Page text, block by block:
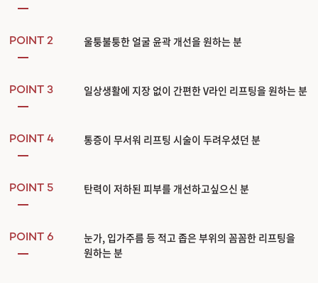
POINT 2 울퉁불퉁한 얼굴 윤곽 개선을 원하는 분
POINT 3 일상생활에 지장 없이 간편한 V라인 리프팅을 원하는 분
POINT 4 통증이 무서워 리프팅 시술이 두려우셨던 분
POINT 5 탄력이 저하된 피부를 개선하고싶으신 분
POINT 6
눈가, 입가주름 등 적고 좁은 부위의 꼼꼼한 리프팅을
원하는 분